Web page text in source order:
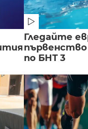
Гледайте
по БНТ 3